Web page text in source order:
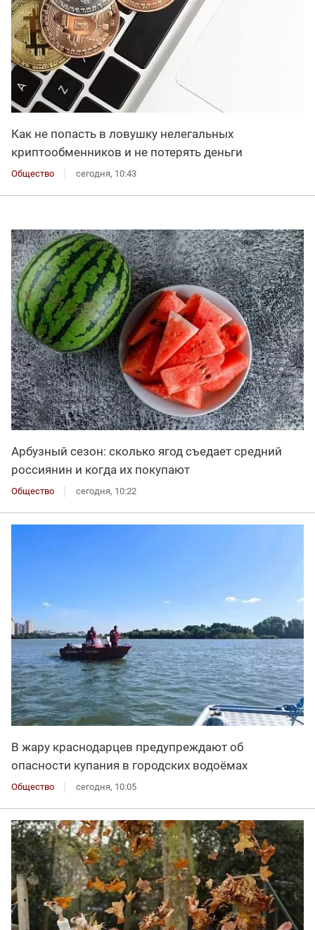
Как не попасть в ловушку нелегальных
криптообменников и не потерять деньги
Общество сегодня, 10:43
Арбузный сезон: сколько ягод съедает средний
россиянин и когда их покупают
Общество сегодня, 10:22
В жару краснодарцев предупреждают об
опасности купания в городских водоёмах
Общество сегодня, 10:05